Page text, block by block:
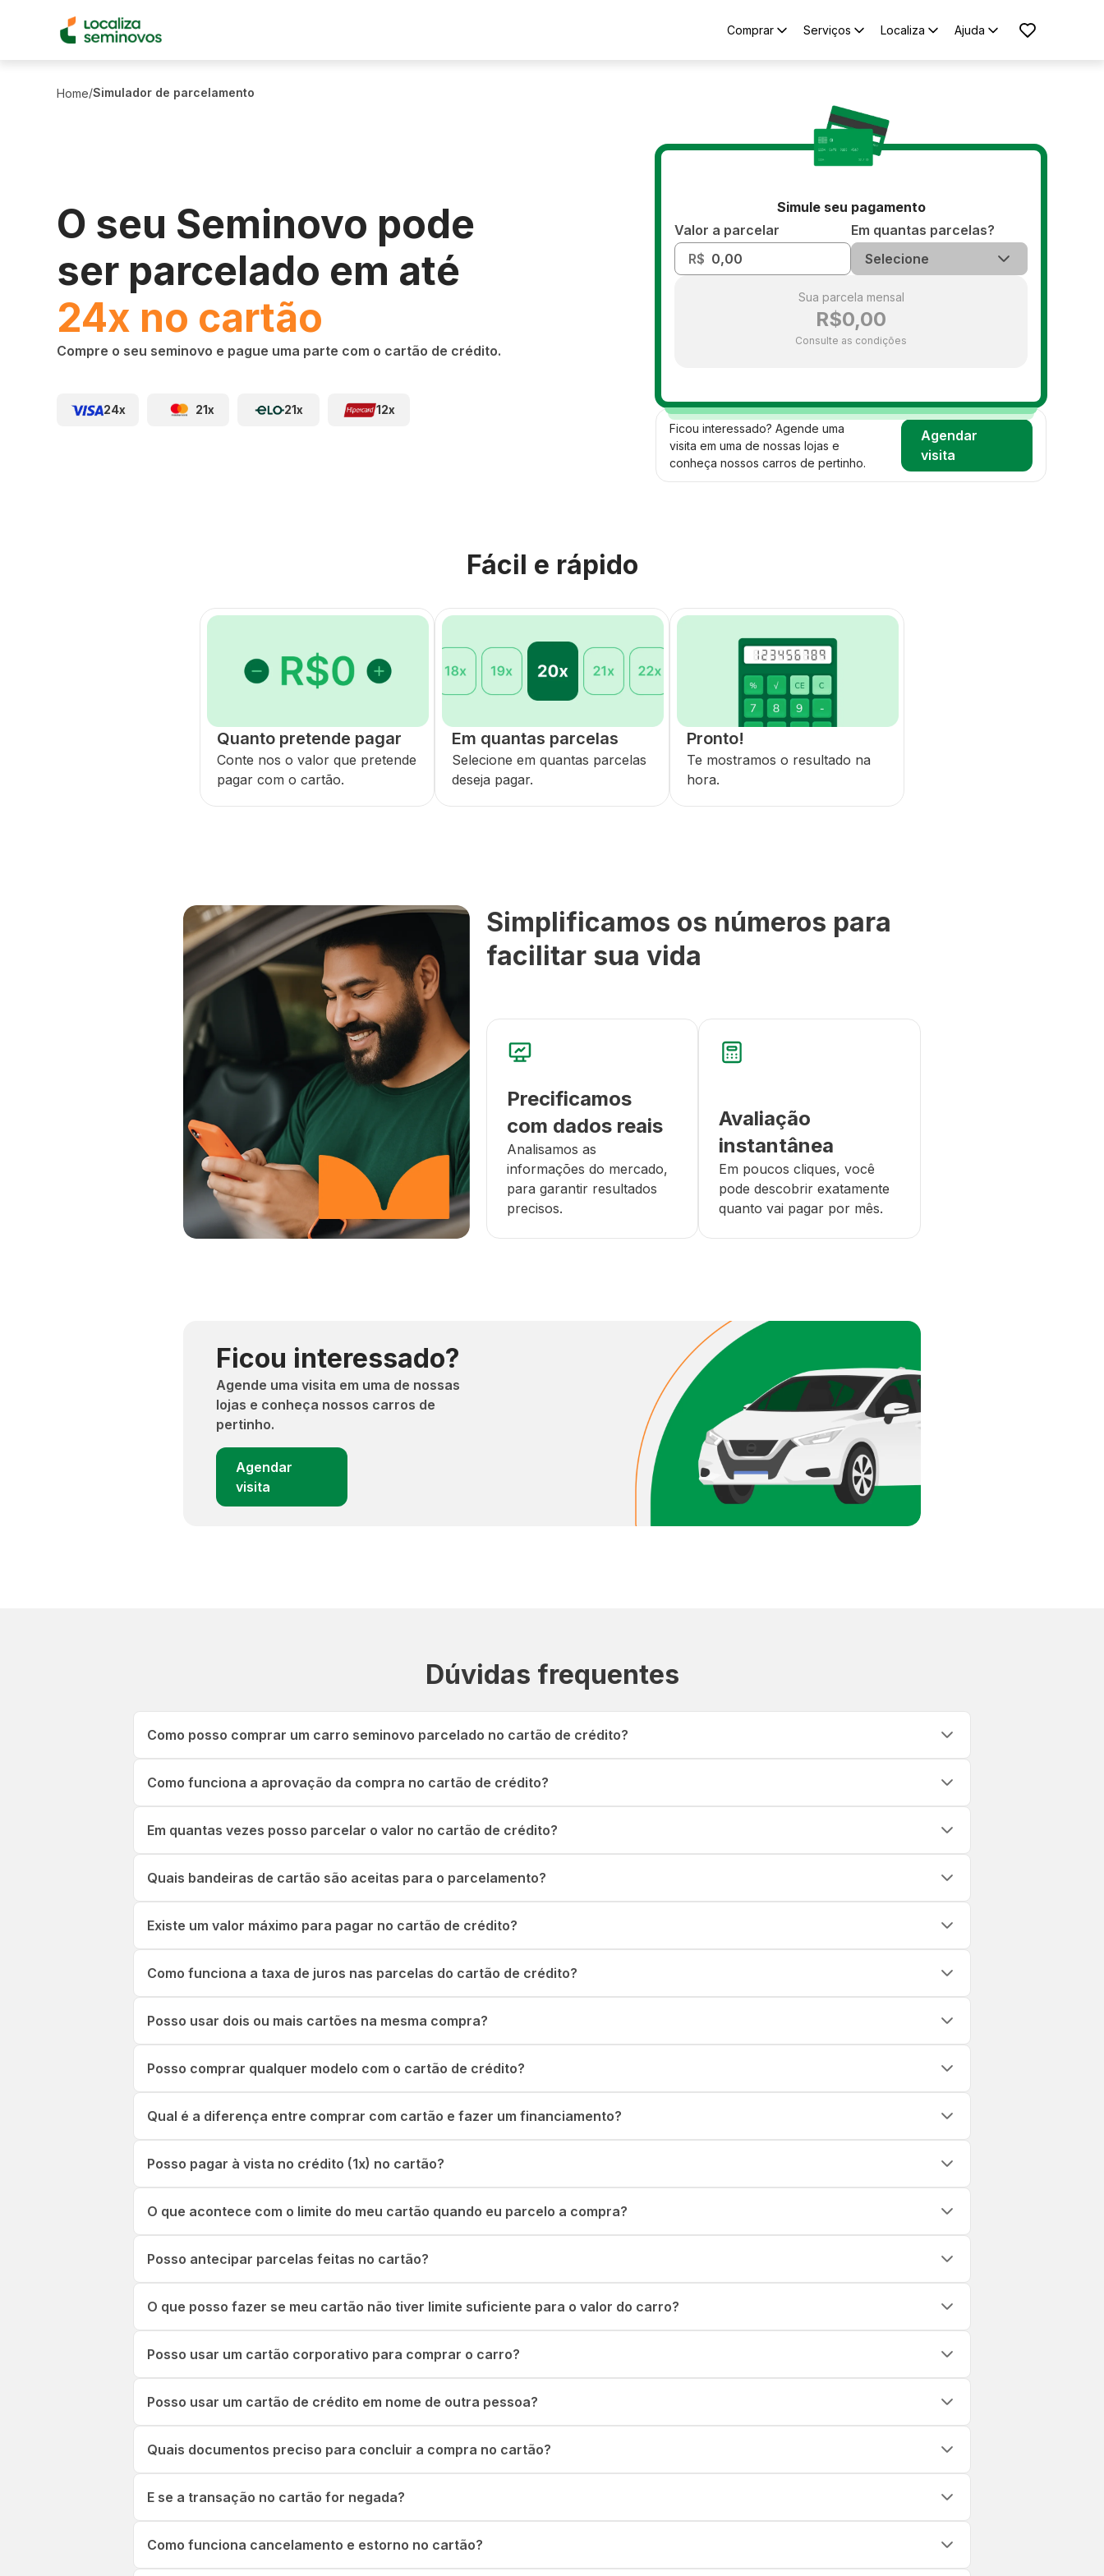
Comprar Serviços Localiza Ajuda
Home/Simulador de parcelamento
O seu Seminovo pode
ser parcelado em até
24x no cartão
Compre o seu seminovo e pague uma parte com o cartão de crédito.
24x 21x 21x 12x
Simule seu pagamento
Valor a parcelar
R$
Em quantas parcelas?
Selecione
Sua parcela mensal
R$0,00
Consulte as condições
Ficou interessado? Agende uma
visita em uma de nossas lojas e
conheça nossos carros de pertinho.
Agendar
visita
Fácil e rápido
Quanto pretende pagar
Conte nos o valor que pretende
pagar com o cartão.
Em quantas parcelas
Selecione em quantas parcelas
deseja pagar.
Pronto!
Te mostramos o resultado na
hora.
Simplificamos os números para
facilitar sua vida
Precificamos
com dados reais
Analisamos as
informações do mercado,
para garantir resultados
precisos.
Avaliação
instantânea
Em poucos cliques, você
pode descobrir exatamente
quanto vai pagar por mês.
Ficou interessado?
Agende uma visita em uma de nossas
lojas e conheça nossos carros de
pertinho.
Agendar
visita
Dúvidas frequentes
Como posso comprar um carro seminovo parcelado no cartão de crédito?
Como funciona a aprovação da compra no cartão de crédito?
Em quantas vezes posso parcelar o valor no cartão de crédito?
Quais bandeiras de cartão são aceitas para o parcelamento?
Existe um valor máximo para pagar no cartão de crédito?
Como funciona a taxa de juros nas parcelas do cartão de crédito?
Posso usar dois ou mais cartões na mesma compra?
Posso comprar qualquer modelo com o cartão de crédito?
Qual é a diferença entre comprar com cartão e fazer um financiamento?
Posso pagar à vista no crédito (1x) no cartão?
O que acontece com o limite do meu cartão quando eu parcelo a compra?
Posso antecipar parcelas feitas no cartão?
O que posso fazer se meu cartão não tiver limite suficiente para o valor do carro?
Posso usar um cartão corporativo para comprar o carro?
Posso usar um cartão de crédito em nome de outra pessoa?
Quais documentos preciso para concluir a compra no cartão?
E se a transação no cartão for negada?
Como funciona cancelamento e estorno no cartão?